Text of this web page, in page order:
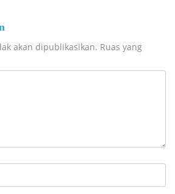
akan dipublikasikan. Ruas yang